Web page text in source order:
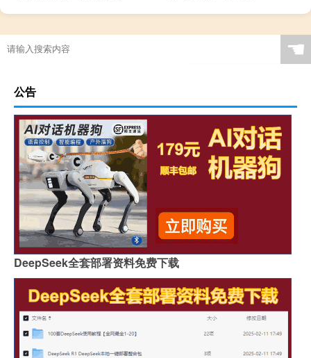
☚
公告
DeepSeek全套部署资料免费下载